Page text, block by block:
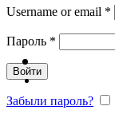
Username or email *
Пароль *
Войти
Забыли пароль?